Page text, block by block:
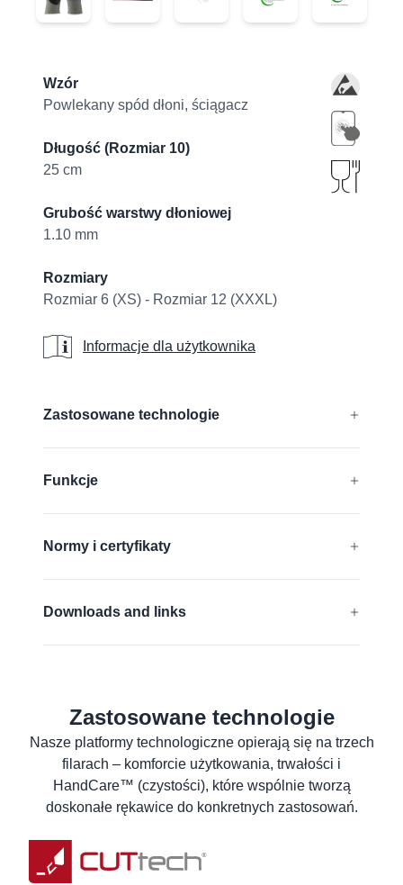
Product information
Wzór
Powlekany spód dłoni, ściągacz
Długość (Rozmiar 10)
25 cm
Grubość warstwy dłoniowej
1.10 mm
Rozmiary
Rozmiar 6 (XS) - Rozmiar 12 (XXXL)
Informacje dla użytkownika
Informacje dla użytkownika
Zastosowane technologie
GRIPtech
Funkcje
Kontakt z żywnością (EU)
Normy i certyfikaty
Dowiedz się więcej
Downloads and links
przeznaczonych do kontaktu z żywnością
Karta charakterystyki
Karta charakterystki produktu
Instrukcje dotyczące prania
Zastosowane technologie
Nasze platformy technologiczne opierają się na trzech
filarach – komforcie użytkowania, trwałości i
HandCare™ (czystości), które wspólnie tworzą
doskonałe rękawice do konkretnych zastosowań.